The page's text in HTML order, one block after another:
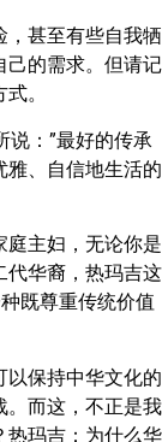
，甚至有些自我牺
己的需求。但请记
。
说：”最好的传承
雅、自信地生活的
庭主妇，无论你是
代华裔，热玛吉这
既尊重传统价值
以保持中华文化的
。而这，不正是我
热玛吉：为什么华